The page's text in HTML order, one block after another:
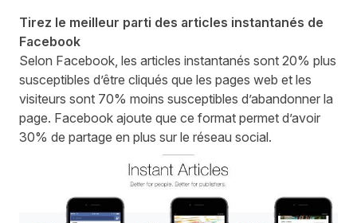
Tirez le meilleur parti des articles instantanés de
Facebook
Selon Facebook, les articles instantanés sont 20% plus
susceptibles d’être cliqués que les pages web et les
visiteurs sont 70% moins susceptibles d’abandonner la
page. Facebook ajoute que ce format permet d’avoir
30% de partage en plus sur le réseau social.